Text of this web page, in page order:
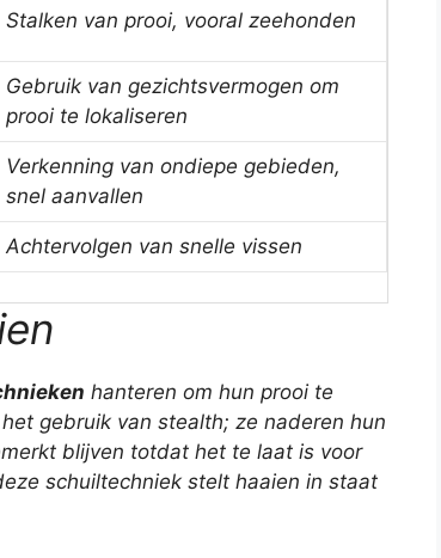
Stalken van prooi, vooral zeehonden
Gebruik van gezichtsvermogen om
prooi te lokaliseren
Verkenning van ondiepe gebieden,
snel aanvallen
Achtervolgen van snelle vissen
hanteren om hun prooi te
gebruik van stealth; ze naderen hun
blijven totdat het te laat is voor
schuiltechniek stelt haaien in staat